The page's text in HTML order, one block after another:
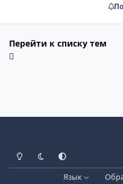
Перейти к списку тем
Светлый режим
Тёмный режим
Системные
Язык